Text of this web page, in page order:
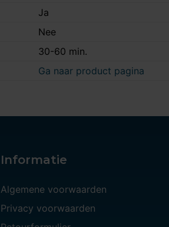
Ja
Nee
30-60 min.
Ga naar product pagina
Informatie
Algemene voorwaarden
Privacy voorwaarden